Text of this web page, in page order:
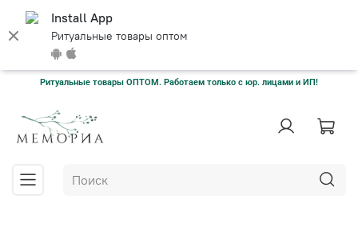
Install App
Ритуальные товары оптом
Ритуальные товары ОПТОМ. Работаем только с юр. лицами и ИП!